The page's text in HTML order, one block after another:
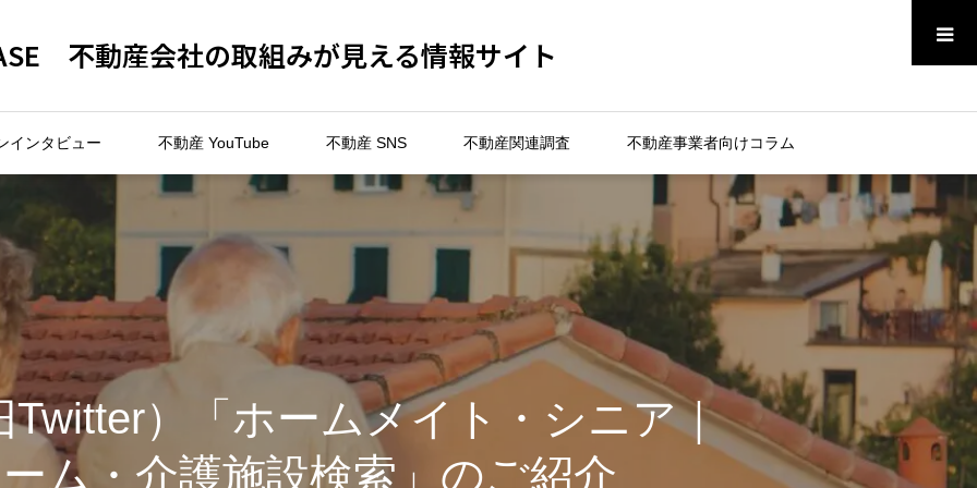
不動産会社の取組みが見える情報サイト
インタビュー 不動産 YouTube 不動産 SNS 不動産関連調査 不動産事業者向けコラム
Twitter）「ホームメイト・シニア｜
ム・介護施設検索」のご紹介